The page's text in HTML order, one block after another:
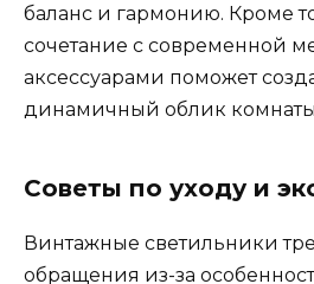
баланс и гармонию. Кроме
сочетание с современной
аксессуарами поможет
динамичный облик
Советы по уходу и
Винтажные светильники
обращения из-за